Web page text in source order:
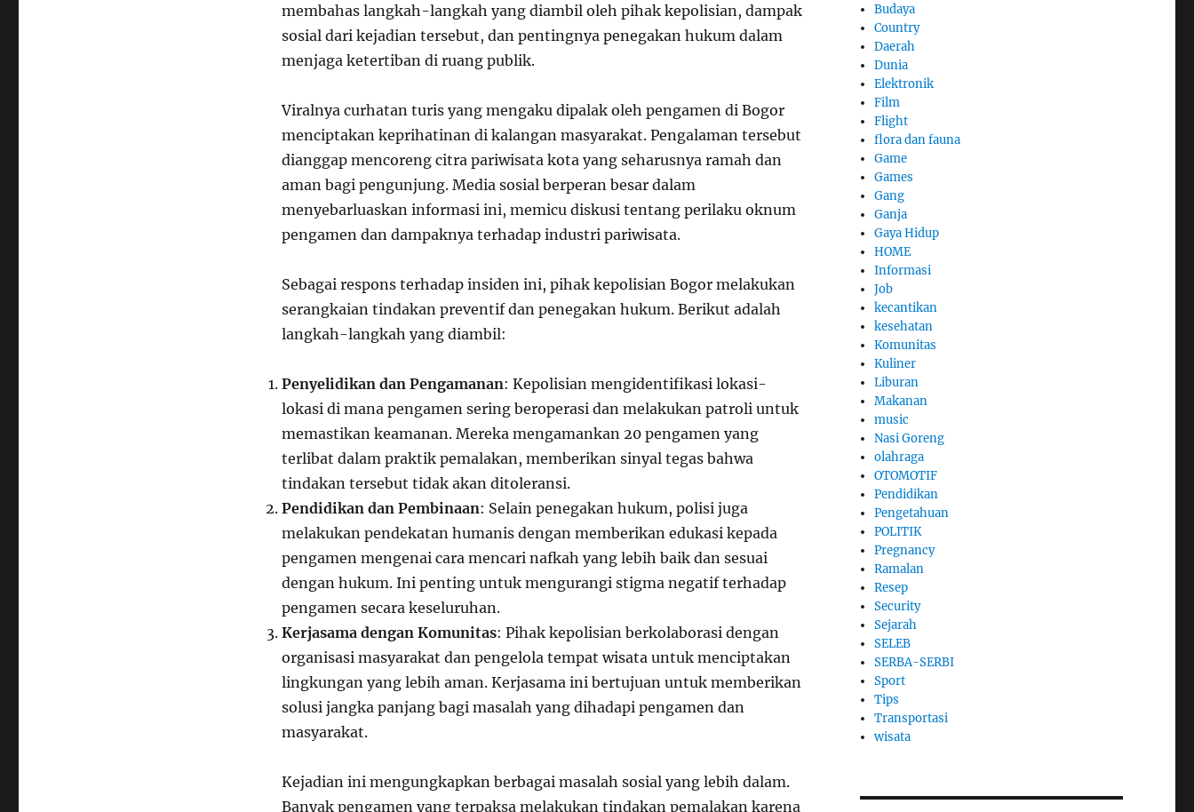
membahas langkah-langkah yang diambil oleh pihak kepolisian, dampak
sosial dari kejadian tersebut, dan pentingnya penegakan hukum dalam
menjaga ketertiban di ruang publik.
Viralnya curhatan turis yang mengaku dipalak oleh pengamen di Bogor
menciptakan keprihatinan di kalangan masyarakat. Pengalaman tersebut
dianggap mencoreng citra pariwisata kota yang seharusnya ramah dan
aman bagi pengunjung. Media sosial berperan besar dalam
menyebarluaskan informasi ini, memicu diskusi tentang perilaku oknum
pengamen dan dampaknya terhadap industri pariwisata.
Sebagai respons terhadap insiden ini, pihak kepolisian Bogor melakukan
serangkaian tindakan preventif dan penegakan hukum. Berikut adalah
langkah-langkah yang diambil:
Penyelidikan dan Pengamanan: Kepolisian mengidentifikasi lokasi-
lokasi di mana pengamen sering beroperasi dan melakukan patroli untuk
memastikan keamanan. Mereka mengamankan 20 pengamen yang
terlibat dalam praktik pemalakan, memberikan sinyal tegas bahwa
tindakan tersebut tidak akan ditoleransi.
Pendidikan dan Pembinaan: Selain penegakan hukum, polisi juga
melakukan pendekatan humanis dengan memberikan edukasi kepada
pengamen mengenai cara mencari nafkah yang lebih baik dan sesuai
dengan hukum. Ini penting untuk mengurangi stigma negatif terhadap
pengamen secara keseluruhan.
Kerjasama dengan Komunitas: Pihak kepolisian berkolaborasi dengan
organisasi masyarakat dan pengelola tempat wisata untuk menciptakan
lingkungan yang lebih aman. Kerjasama ini bertujuan untuk memberikan
solusi jangka panjang bagi masalah yang dihadapi pengamen dan
masyarakat.
Kejadian ini mengungkapkan berbagai masalah sosial yang lebih dalam.
Banyak pengamen yang terpaksa melakukan tindakan pemalakan karena
Budaya
Country
Daerah
Dunia
Elektronik
Film
Flight
flora dan fauna
Game
Games
Gang
Ganja
Gaya Hidup
HOME
Informasi
Job
kecantikan
kesehatan
Komunitas
Kuliner
Liburan
Makanan
music
Nasi Goreng
olahraga
OTOMOTIF
Pendidikan
Pengetahuan
POLITIK
Pregnancy
Ramalan
Resep
Security
Sejarah
SELEB
SERBA-SERBI
Sport
Tips
Transportasi
wisata